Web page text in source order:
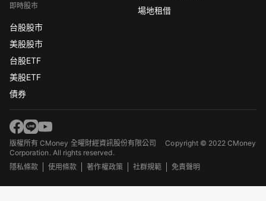
即時股市
台股股市
美股股市
台股ETF
美股ETF
債券
場地租借
版權所有 CMoney 全曜財經資訊股份有限公司Copyright © 2022 CMoney
Corporation. All rights reserved.
隱私條款
使用條款 著作權政策 社群規範 免責聲明